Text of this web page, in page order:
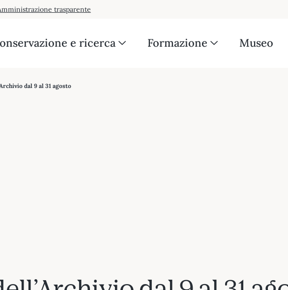
trasparente
e ricerca Formazione Museo
dal 9 al 31 agosto